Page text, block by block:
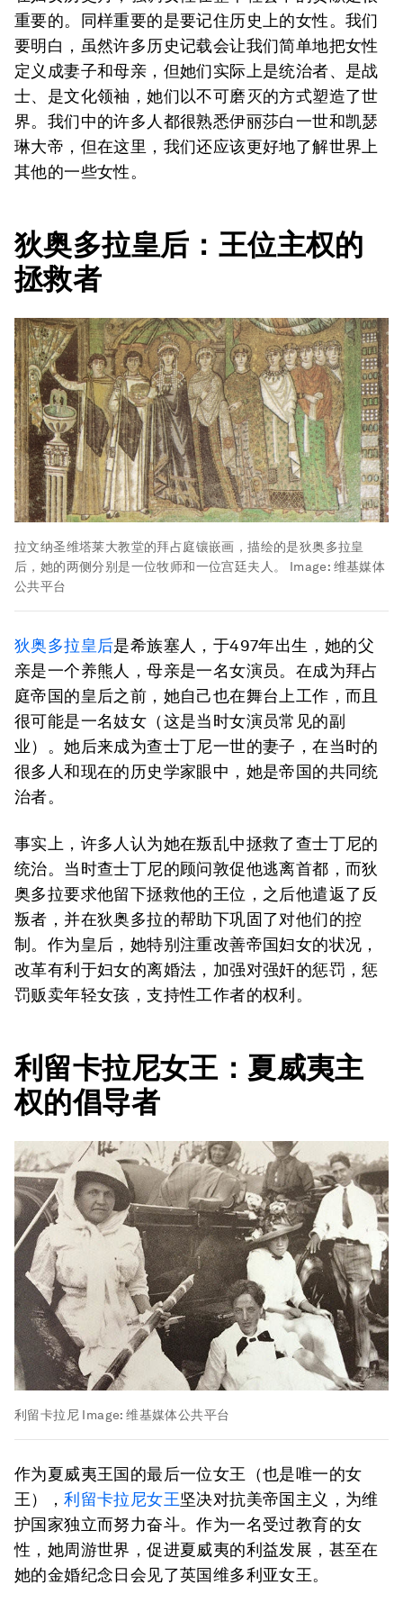
重要的。同样重要的是要记住历史上的女性。我们
要明白，虽然许多历史记载会让我们简单地把女性
定义成妻子和母亲，但她们实际上是统治者、是战
士、是文化领袖，她们以不可磨灭的方式塑造了世
界。我们中的许多人都很熟悉伊丽莎白一世和凯瑟
琳大帝，但在这里，我们还应该更好地了解世界上
其他的一些女性。
狄奥多拉皇后：王位主权的
拯救者
拉文纳圣维塔莱大教堂的拜占庭镶嵌画，描绘的是狄奥多拉皇
后，她的两侧分别是一位牧师和一位宫廷夫人。
Image: 维基媒体
公共平台
狄奥多拉皇后是希族塞人，于497年出生，她的父
亲是一个养熊人，母亲是一名女演员。在成为拜占
庭帝国的皇后之前，她自己也在舞台上工作，而且
很可能是一名妓女（这是当时女演员常见的副
业）。她后来成为查士丁尼一世的妻子，在当时的
很多人和现在的历史学家眼中，她是帝国的共同统
治者。
事实上，许多人认为她在叛乱中拯救了查士丁尼的
统治。当时查士丁尼的顾问敦促他逃离首都，而狄
奥多拉要求他留下拯救他的王位，之后他遣返了反
叛者，并在狄奥多拉的帮助下巩固了对他们的控
制。作为皇后，她特别注重改善帝国妇女的状况，
改革有利于妇女的离婚法，加强对强奸的惩罚，惩
罚贩卖年轻女孩，支持性工作者的权利。
利留卡拉尼女王：夏威夷主
权的倡导者
利留卡拉尼 Image:维基媒体公共平台
作为夏威夷王国的最后一位女王（也是唯一的女
王），利留卡拉尼女王坚决对抗美帝国主义，为维
护国家独立而努力奋斗。作为一名受过教育的女
性，她周游世界，促进夏威夷的利益发展，甚至在
她的金婚纪念日会见了英国维多利亚女王。